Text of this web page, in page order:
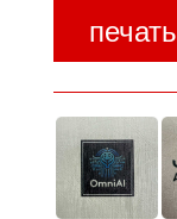
печать